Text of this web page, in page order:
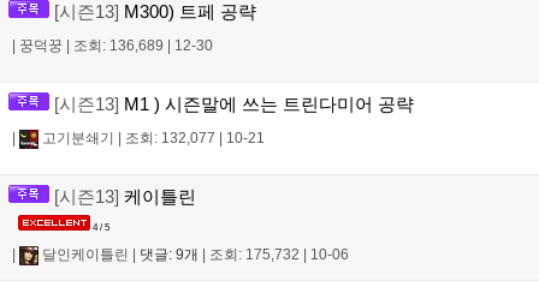
[시즌13] M300) 트페 공략
꿍덕꿍 조회: 136,689 12-30
[시즌13] M1 ) 시즌말에 쓰는 트린다미어 공략
고기분쇄기 조회: 132,077 10-21
[시즌13] 케이틀린
4 / 5
| 달인케이틀린 | 댓글: 9개 | 조회: 175,732 | 10-06